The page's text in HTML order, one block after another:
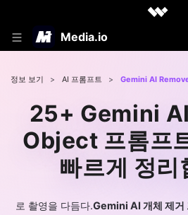
Media.io
정보 보기 > AI 프롬프트 > Gemini AI
25+ Gemini
Object 프롬프
빠르게 정리
로 촬영을 다듬다.Gemini AI 개체 제거